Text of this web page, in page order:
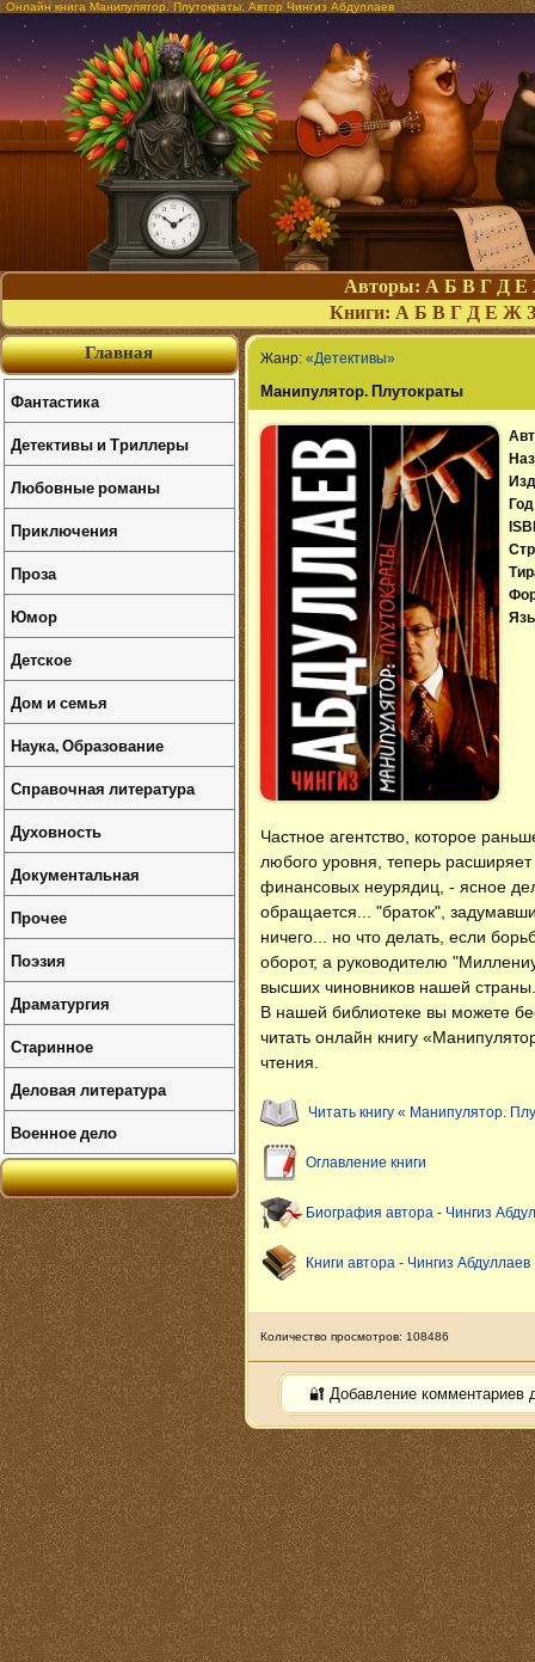
Онлайн книга Манипулятор. Плутократы. Автор Чингиз Абдуллаев
Авторы: А Б В Г Д Е
Книги: А Б В Г Д Е Ж З
Жанр: «Детективы»
Манипулятор. Плутократы
Частное агентство, которое
любого уровня, теперь
финансовых неурядиц, - ясное
обращается... "браток",
ничего... но что делать, если
оборот, а руководителю
высших чиновников нашей
В нашей библиотеке вы можете
читать онлайн книгу
чтения.
Читать книгу « Манипулятор.
Оглавление книги
Биография автора - Чингиз
Книги автора - Чингиз Абдуллаев
Количество просмотров: 108486
🔐 Добавление комментариев
Главная
Фантастика
Детективы и Триллеры
Любовные романы
Приключения
Проза
Юмор
Детское
Дом и семья
Наука, Образование
Справочная литература
Духовность
Документальная
Прочее
Поэзия
Драматургия
Старинное
Деловая литература
Военное дело